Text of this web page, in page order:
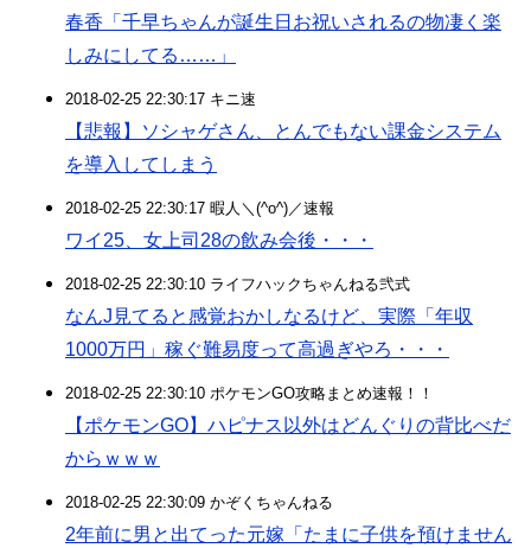
春香「千早ちゃんが誕生日お祝いされるの物凄く楽
しみにしてる……」
2018-02-25 22:30:17 キニ速
【悲報】ソシャゲさん、とんでもない課金システム
を導入してしまう
2018-02-25 22:30:17 暇人＼(^o^)／速報
ワイ25、女上司28の飲み会後・・・
2018-02-25 22:30:10 ライフハックちゃんねる弐式
なんJ見てると感覚おかしなるけど、実際「年収
1000万円」稼ぐ難易度って高過ぎやろ・・・
2018-02-25 22:30:10 ポケモンGO攻略まとめ速報！！
【ポケモンGO】ハピナス以外はどんぐりの背比べだ
からｗｗｗ
2018-02-25 22:30:09 かぞくちゃんねる
2年前に男と出てった元嫁「たまに子供を預けません